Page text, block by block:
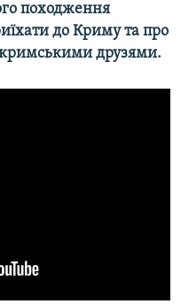
походження
до Криму та про
кримськими друзями.